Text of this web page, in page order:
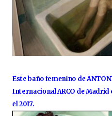
Este baño femenino de
Internacional ARCO de
el 2017.